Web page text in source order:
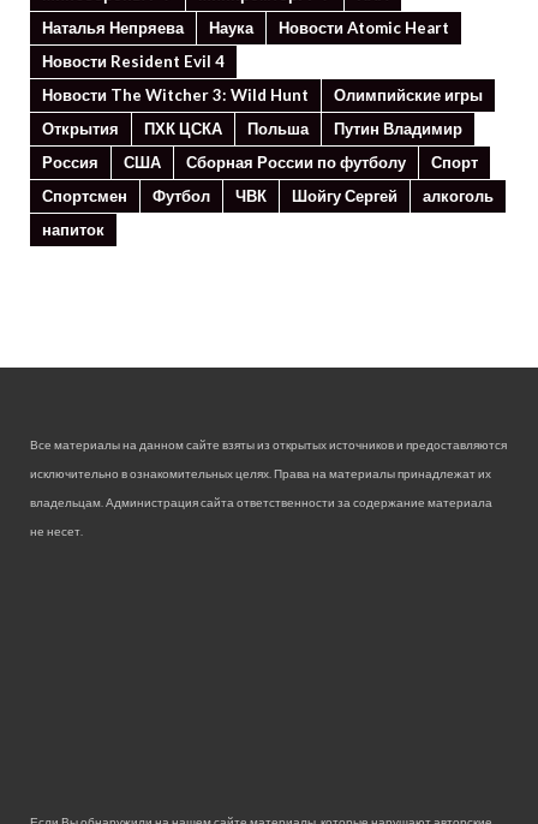
Наталья Непряева
Наука
Новости Atomic Heart
Новости Resident Evil 4
Новости The Witcher 3: Wild Hunt
Олимпийские игры
Открытия
ПХК ЦСКА Польша
Путин Владимир
Россия
США Сборная России по футболу
Спорт
Спортсмен
Футбол ЧВК Шойгу Сергей
алкоголь
напиток
Все материалы на данном сайте взяты из открытых источников и предоставляются
исключительно в ознакомительных целях. Права на материалы принадлежат их
владельцам. Администрация сайта ответственности за содержание материала
не несет.